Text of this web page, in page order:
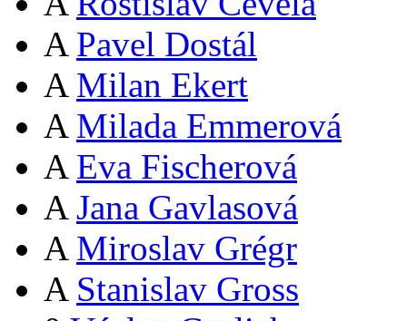
A Pavel Dostál
A Milan Ekert
A Milada Emmerová
A Eva Fischerová
A Jana Gavlasová
A Miroslav Grégr
A Stanislav Gross